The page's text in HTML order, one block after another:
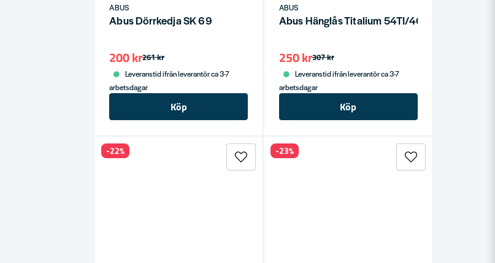
ABUS
Abus Dörrkedja SK 69
261 kr
200 kr
Leveranstid ifrån leverantör ca 3-7
arbetsdagar
Köp
ABUS
Abus Hänglås Titalium 54TI/40 Twin SB
307 kr
250 kr
Leveranstid ifrån leverantör ca 3-7
arbetsdagar
Köp
-22% -23%